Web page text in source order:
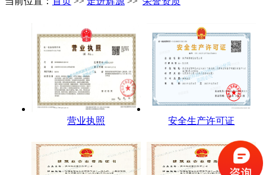
营业执照 安全生产许可证